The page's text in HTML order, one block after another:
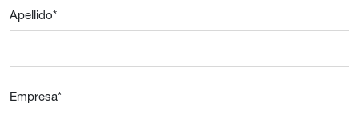
Apellido*
Empresa*